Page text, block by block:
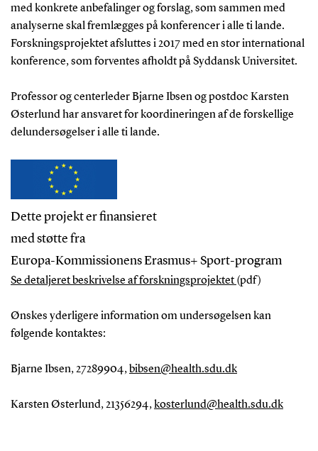
med konkrete anbefalinger og forslag, som sammen med
analyserne skal fremlægges på konferencer i alle ti lande.
Forskningsprojektet afsluttes i 2017 med en stor international
konference, som forventes afholdt på Syddansk Universitet.
Professor og centerleder Bjarne Ibsen og postdoc Karsten
Østerlund har ansvaret for koordineringen af de forskellige
delundersøgelser i alle ti lande.
Dette projekt er finansieret
med støtte fra
Europa-Kommissionens Erasmus+ Sport-program
Se detaljeret beskrivelse af forskningsprojektet (pdf)
Ønskes yderligere information om undersøgelsen kan
følgende kontaktes:
Bjarne Ibsen, 27289904,bibsen@health.sdu.dk
Karsten Østerlund, 21356294,kosterlund@health.sdu.dk